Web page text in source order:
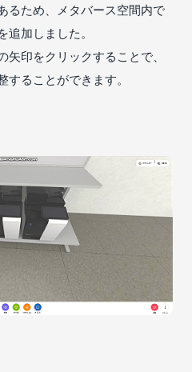
るため、メタバース空間内で
加しました。
印をクリックすることで、
ることができます。